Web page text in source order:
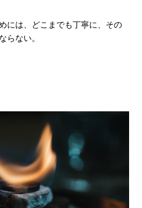
には、どこまでも丁寧に、その
らない。